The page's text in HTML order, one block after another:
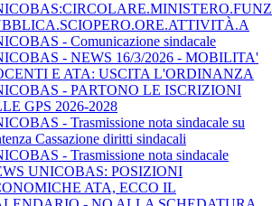
- Comunicazione sindacale
- NEWS 16/3/2026 - MOBILITA'
E ATA: USCITA L'ORDINANZA
- PARTONO LE ISCRIZIONI
GPS 2026-2028
- Trasmissione nota sindacale su
Cassazione diritti sindacali
- Trasmissione nota sindacale
UNICOBAS: POSIZIONI
ATA, ECCO IL